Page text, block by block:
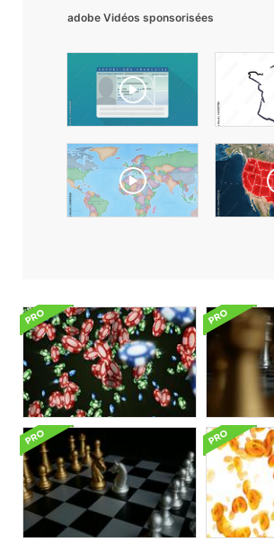
adobe Vidéos sponsorisées